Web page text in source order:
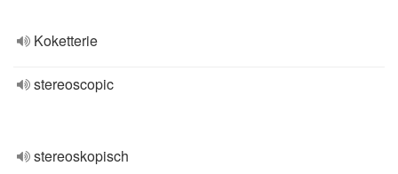
Koketterie
stereoscopic
stereoskopisch